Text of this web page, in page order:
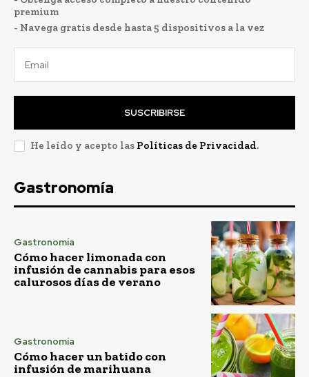
premium
- Navega gratis desde hasta 5 dispositivos a la vez
SUSCRIBIRSE
He leído y acepto las Políticas de Privacidad.
Gastronomía
Gastronomía
Cómo hacer limonada con
infusión de cannabis para esos
calurosos días de verano
Gastronomía
Cómo hacer un batido con
infusión de marihuana